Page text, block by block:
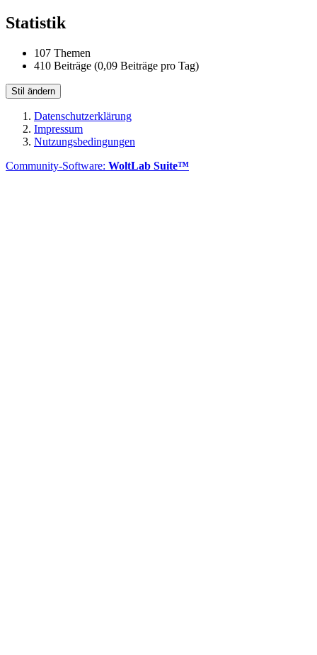
Statistik
107 Themen
410 Beiträge (0,09 Beiträge pro Tag)
Stil ändern
Datenschutzerklärung
Impressum
Nutzungsbedingungen
Community-Software: WoltLab Suite™